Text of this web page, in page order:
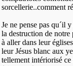
sorcellerie..comment
Je ne pense pas qu´il
la destruction de
à aller dans leur
leur Jésus blanc aux
tellement intériorisé